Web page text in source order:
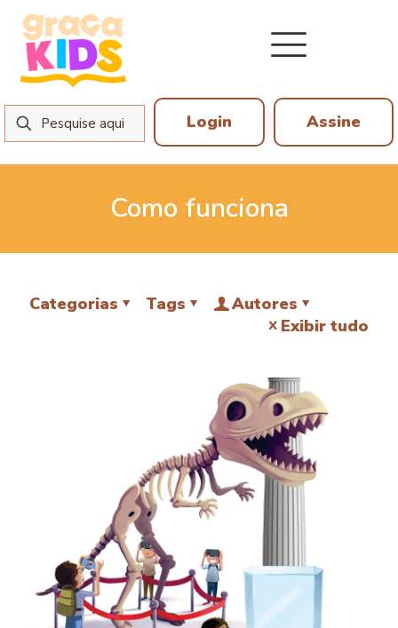
Login Assine
Como funciona
Categorias Tags
Autores
Exibir tudo